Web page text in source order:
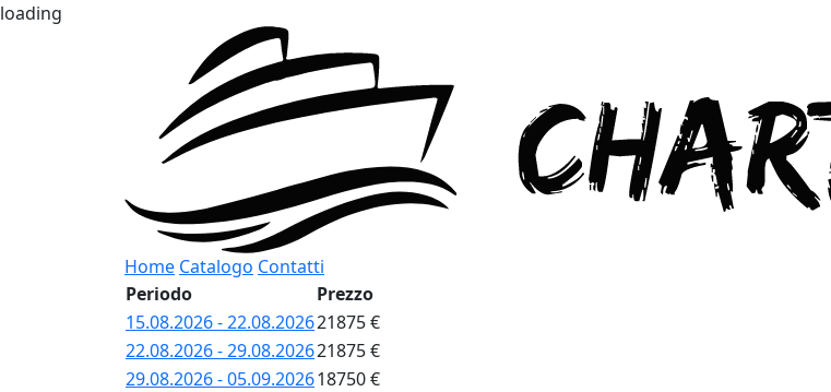
loading
Home Catalogo Contatti
Periodo
Prezzo
15.08.2026 - 22.08.202621875 €
22.08.2026 - 29.08.202621875 €
29.08.2026 - 05.09.202618750 €